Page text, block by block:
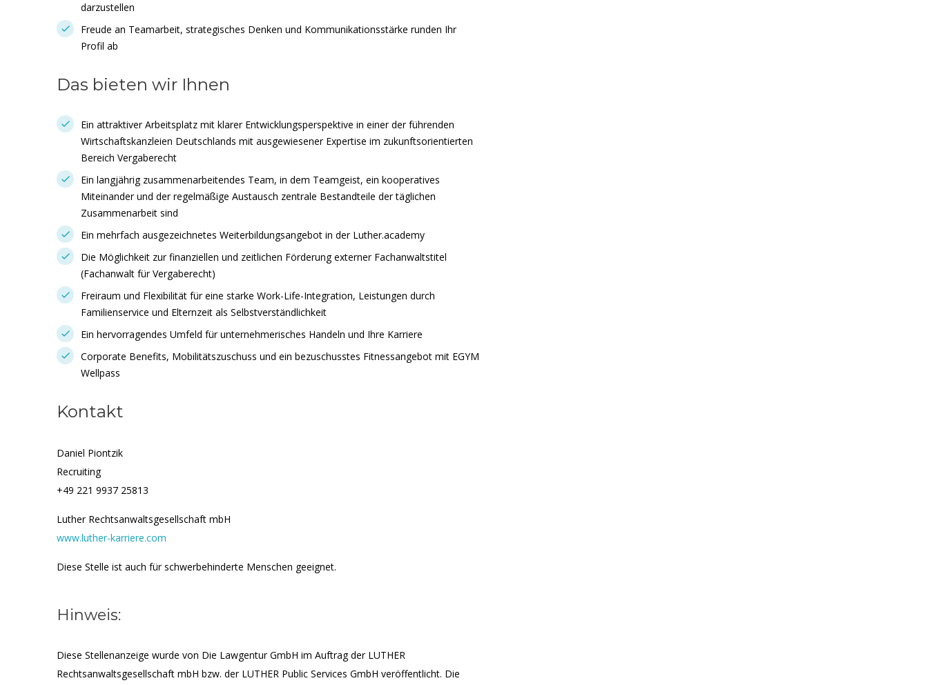
darzustellen
Freude an Teamarbeit, strategisches Denken und Kommunikationsstärke runden Ihr
Profil ab
Das bieten wir Ihnen
Ein attraktiver Arbeitsplatz mit klarer Entwicklungsperspektive in einer der führenden
Wirtschaftskanzleien Deutschlands mit ausgewiesener Expertise im zukunftsorientierten
Bereich Vergaberecht
Ein langjährig zusammenarbeitendes Team, in dem Teamgeist, ein kooperatives
Miteinander und der regelmäßige Austausch zentrale Bestandteile der täglichen
Zusammenarbeit sind
Ein mehrfach ausgezeichnetes Weiterbildungsangebot in der Luther.academy
Die Möglichkeit zur finanziellen und zeitlichen Förderung externer Fachanwaltstitel
(Fachanwalt für Vergaberecht)
Freiraum und Flexibilität für eine starke Work-Life-Integration, Leistungen durch
Familienservice und Elternzeit als Selbstverständlichkeit
Ein hervorragendes Umfeld für unternehmerisches Handeln und Ihre Karriere
Corporate Benefits, Mobilitätszuschuss und ein bezuschusstes Fitnessangebot mit EGYM
Wellpass
Kontakt
Daniel Piontzik
Recruiting
+49 221 9937 25813
Luther Rechtsanwaltsgesellschaft mbH
www.luther-karriere.com
Diese Stelle ist auch für schwerbehinderte Menschen geeignet.
Hinweis:
Diese Stellenanzeige wurde von Die Lawgentur GmbH im Auftrag der LUTHER
Rechtsanwaltsgesellschaft mbH bzw. der LUTHER Public Services GmbH veröffentlicht. Die